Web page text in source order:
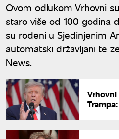
Ovom odlukom Vrhovni
staro više od 100 godina
su rođeni u Sjedinjenim
automatski državljani te
News.
Vrhovni